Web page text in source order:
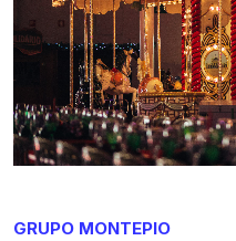
GRUPO MONTEPIO